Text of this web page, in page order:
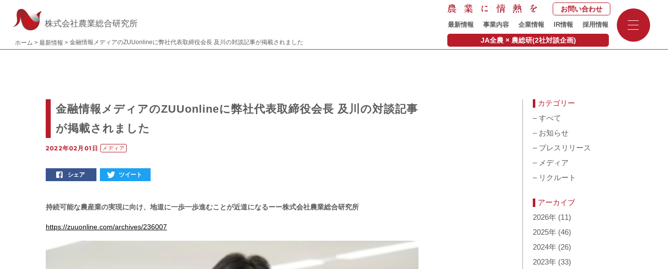
株式会社農業総合研究所 最新情報 事業内容 企業情報 IR情報 採用情報
お問い合わせ
ホーム > 最新情報 > 金融情報メディアのZUUonlineに弊社代表取締役会長 及川の対談記事が掲載されました JA全農 × 農総研(2社対談企画)
-
-
金融情報メディアのZUUonlineに弊社代表取締役会長 及川の対談記事
が掲載されました
2022年02月01日 メディア
シェア ツイート
持続可能な農産業の実現に向け、地道に一歩一歩進むことが近道になるーー株式会社農業総合研究所
https://zuuonline.com/archives/236007
カテゴリー
–すべて
– お知らせ
– プレスリリース
– メディア
– リクルート
アーカイブ
2026年 (11)
2025年 (46)
2024年 (26)
2023年 (33)